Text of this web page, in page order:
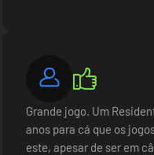
Grande jogo. Um
anos para cá que os
este, apesar de ser em